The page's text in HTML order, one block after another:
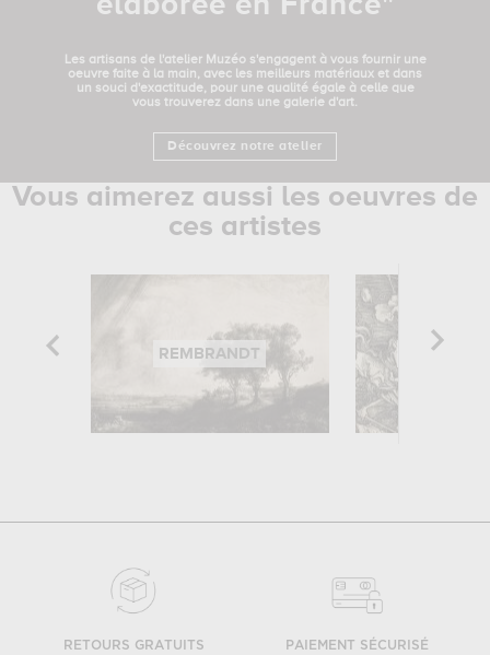
Les artisans de l'atelier Muzéo s'engagent à vous fournir une
oeuvre faite à la main, avec les meilleurs matériaux et dans
un souci d'exactitude, pour une qualité égale à celle que
vous trouverez dans une galerie d'art.
Découvrez notre atelier
Vous aimerez aussi les oeuvres de
ces artistes
REMBRANDT
RETOURS GRATUITS PAIEMENT SÉCURISÉ